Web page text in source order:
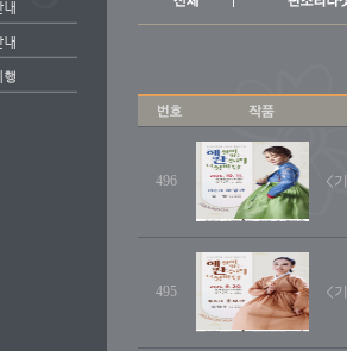
496 <
495 <